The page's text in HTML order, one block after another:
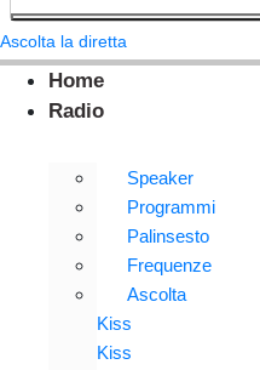
Ascolta la diretta
Home
Radio
Speaker
Programmi
Palinsesto
Frequenze
Ascolta
Kiss
Kiss